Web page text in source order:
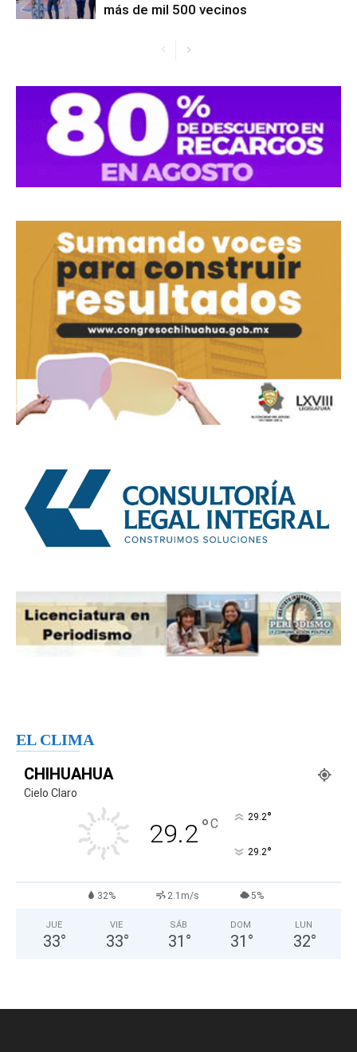
más de mil 500 vecinos
EL CLIMA
CHIHUAHUA
Cielo Claro
29.2°C 29.2°
29.2°
32% 2.1m/s 5%
JUE
33°
VIE
33°
SÁB
31 °
DOM
31 °
LUN
32°